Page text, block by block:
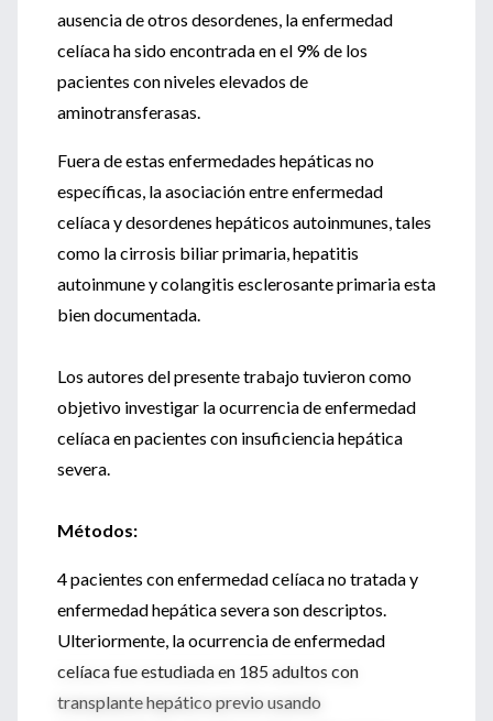
ausencia de otros desordenes, la enfermedad
celíaca ha sido encontrada en el 9% de los
pacientes con niveles elevados de
aminotransferasas.
Fuera de estas enfermedades hepáticas no
específicas, la asociación entre enfermedad
celíaca y desordenes hepáticos autoinmunes, tales
como la cirrosis biliar primaria, hepatitis
autoinmune y colangitis esclerosante primaria esta
bien documentada.
Los autores del presente trabajo tuvieron como
objetivo investigar la ocurrencia de enfermedad
celíaca en pacientes con insuficiencia hepática
severa.
Métodos:
4 pacientes con enfermedad celíaca no tratada y
enfermedad hepática severa son descriptos.
Ulteriormente, la ocurrencia de enfermedad
celíaca fue estudiada en 185 adultos con
transplante hepático previo usando